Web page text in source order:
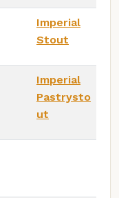
Imperial
Stout
Imperial
Pastrysto
ut